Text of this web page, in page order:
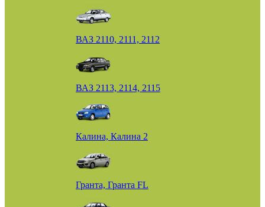
ВАЗ 2110, 2111, 2112
ВАЗ 2113, 2114, 2115
Калина, Калина 2
Гранта, Гранта FL